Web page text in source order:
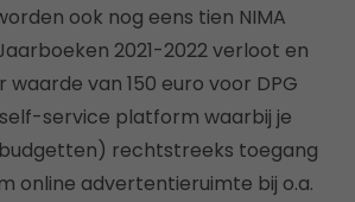
ook nog eens tien NIMA
2021-2022 verloot en
van 150 euro voor DPG
self-service platform waarbij je
rechtstreeks toegang
online advertentieruimte bij o.a.